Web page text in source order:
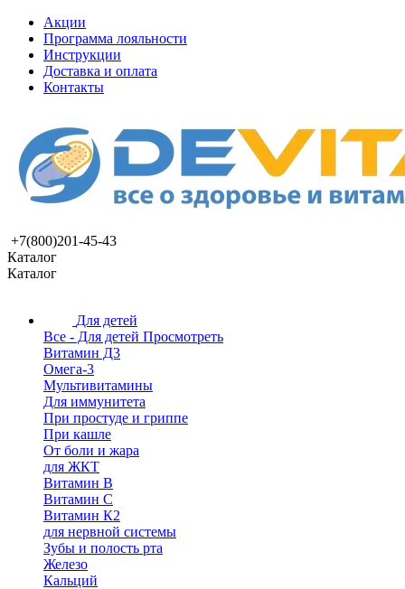
Акции
Программа лояльности
Инструкции
Доставка и оплата
Контакты
+7(800)201-45-43
Каталог
Каталог
Для детей
Все - Для детей Просмотреть
Витамин Д3
Омега-3
Мультивитамины
Для иммунитета
При простуде и гриппе
При кашле
От боли и жара
для ЖКТ
Витамин В
Витамин С
Витамин К2
для нервной системы
Зубы и полость рта
Железо
Кальций